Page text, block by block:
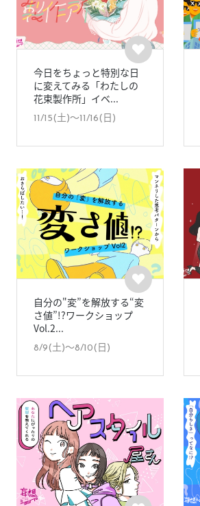
今日をちょっと特別な日
に変えてみる「わたしの
花束製作所」イベ...
11/15(土)〜11/16(日)
自分の"変”を解放する“変
さ値”!?ワークショップ
Vol.2...
8/9(土)〜8/10(日)